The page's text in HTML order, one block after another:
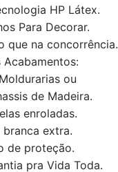
HP Látex.
Para Decorar.
que na concorrência.
Acabamentos:
ou
de Madeira.
enroladas.
extra.
de proteção.
pra Vida Toda.